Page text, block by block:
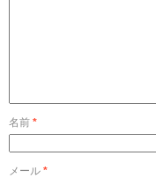
名前 *
メール *